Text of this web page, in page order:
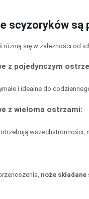
scyzoryków są
różnią się w zależności od
z pojedynczym
i idealne do
z wieloma ostrzami:
wszechstronności,
noże składane